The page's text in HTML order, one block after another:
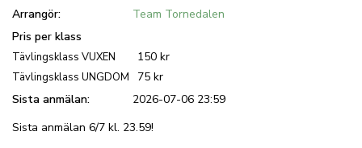
Arrangör:
Team Tornedalen
Pris per klass
Tävlingsklass VUXEN 150 kr
Tävlingsklass UNGDOM
75 kr
Sista anmälan:
2026-07-06 23:59
Sista anmälan 6/7 kl. 23.59!